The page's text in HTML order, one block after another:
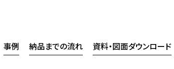
事例 納品までの流れ 資料・図面ダウンロード